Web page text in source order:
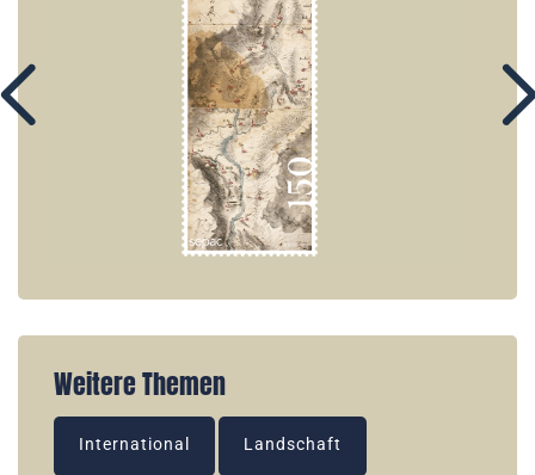
Weitere Themen
International Landschaft